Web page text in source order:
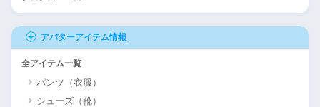
アバターアイテム情報
全アイテム一覧
パンツ（衣服）
シューズ（靴）